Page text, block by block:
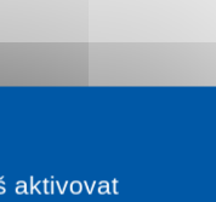
aktivovat